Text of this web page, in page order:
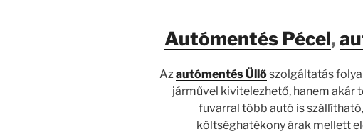
Autómentés Pécel,
Az autómentés Üllőszolgáltatás
járművel kivitelezhető, hanem akár
fuvarral több autó is
költséghatékony árak mellett